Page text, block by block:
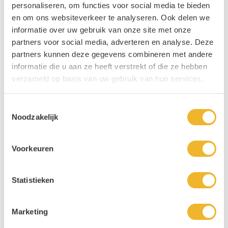
personaliseren, om functies voor social media te bieden
en om ons websiteverkeer te analyseren. Ook delen we
informatie over uw gebruik van onze site met onze
partners voor social media, adverteren en analyse. Deze
partners kunnen deze gegevens combineren met andere
informatie die u aan ze heeft verstrekt of die ze hebben
verzameld op basis van uw gebruik van hun services.
Noodzakelijk
Voorkeuren
Statistieken
Marketing
Gerelateerde producten
Navigating through the elements of the carousel is possible
Press to skip carousel
€ 15,45